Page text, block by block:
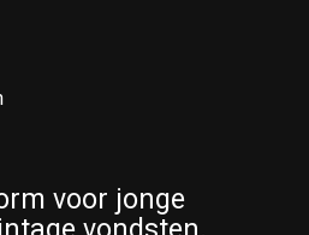
voor jonge